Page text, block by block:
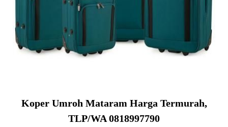
Koper Umroh Mataram Harga Termurah,
TLP/WA 0818997790